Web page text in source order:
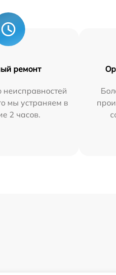
ремонт
неисправностей
мы устраняем в
2 часов.